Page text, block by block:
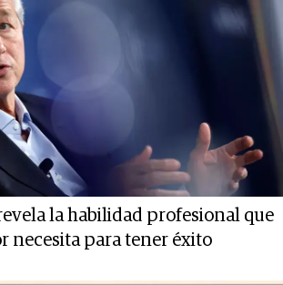
la habilidad profesional que
necesita para tener éxito